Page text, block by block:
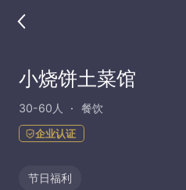
小烧饼土菜馆
30-60人 餐饮
企业认证
节日福利